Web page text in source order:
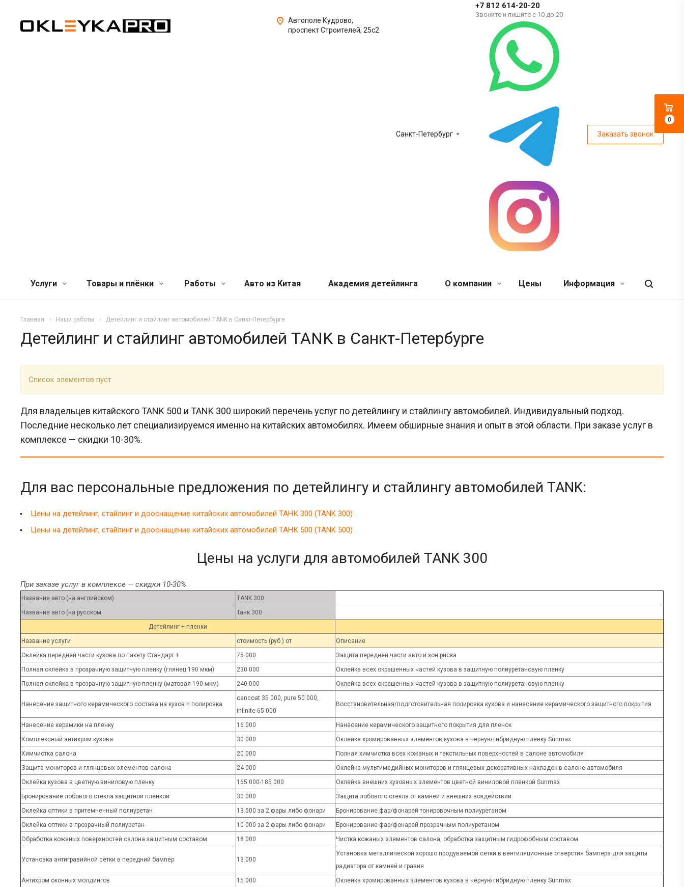
Санкт-Петербург
+7 812 614-20-20
Звоните и пишите с 10 до 20
Заказать звонок
Автополе Кудрово,
проспект Строителей, 25с2
Услуги Товары и плёнки Работы Авто из Китая Академия детейлинга О компании Цены Информация
Главная Наши работы Детейлинг и стайлинг автомобилей TANK в Санкт-Петербурге
Детейлинг и стайлинг автомобилей TANK в Санкт-Петербурге
Список элементов пуст
Для владельцев китайского TANK 500 и TANK 300 широкий перечень услуг по детейлингу и стайлингу автомобилей. Индивидуальный подход.
Последние несколько лет специализируемся именно на китайских автомобилях. Имеем обширные знания и опыт в этой области. При заказе услуг в
комплексе — скидки 10-30%.
Для вас персональные предложения по детейлингу и стайлингу автомобилей TANK:
Цены на детейлинг, стайлинг и дооснащение китайских автомобилей ТАНК 300 (TANK 300)
Цены на детейлинг, стайлинг и дооснащение китайских автомобилей ТАНК 500 (TANK 500)
Цены на услуги для автомобилей TANK 300
При заказе услуг в комплексе — скидки 10-30%
Название авто (на английском)
TANK 300
Название авто (на русском
Танк 300
Детейлинг + пленки
Название услуги
стоимость (руб.) от
Описание
Оклейка передней части кузова по пакету Стандарт +
75 000
Защита передней части авто и зон риска
Полная оклейка в прозрачную защитную пленку (глянец 190 мкм)
230 000
Оклейка всех окрашенных частей кузова в защитную полиуретановую пленку
Полная оклейка в прозрачную защитную пленку (матовая 190 мкм)
240 000 Оклейка всех окрашенных частей кузова в защитную полиуретановую пленку
Нанесение защитного керамического состава на кузов + полировка
cancoat 35 000, pure 50 000,
infinite 65 000
Восстановительная/подготовительная полировка кузова и нанесение керамического защитного покрытия
Нанесение керамики на пленку 16 000
Нанесение керамического защитного покрытия для пленок
Комплексный антихром кузова
30 000
Оклейка хромированных элементов кузова в черную гибридную пленку Sunmax
Химчистка салона
20 000
Полная химчистка всех кожаных и текстильных поверхностей в салоне автомобиля
Защита мониторов и глянцевых элементов салона
24 000
Оклейка мультимедийных мониторов и глянцевых декоративных накладок в салоне автомобиля
Оклейка кузова в цветную виниловую пленку
165 000-185 000
Оклейка внешних кузовных элементов цветной виниловой пленкой Sunmax
Бронирование лобового стекла защитной пленкой
30 000
Защита лобового стекла от камней и внешних воздействий
Оклейка оптики в притемненный полиуретан
13 500 за 2 фары либо фонари
Бронирование фар/фонарей тонировочным полиуретаном
Оклейка оптики в прозрачный полиуретан
10 000 за 2 фары либо фонари
Бронирование фар/фонарей прозрачным полиуретаном
Обработка кожаных поверхностей салона защитным составом
18 000 Чистка кожаных элементов салона, обработка защитным гидрофобным составом
Установка антигравийной сетки в передний бампер 13 000
Установка металлической хорошо продуваемой сетки в вентиляционные отверстия бампера для защиты
радиатора от камней и гравия
Антихром оконных молдингов
15 000
Оклейка хромированных элементов кузова в черную гибридную пленку Sunmax
0